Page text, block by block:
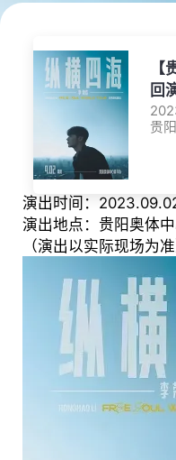
回
贵
演出时间：
演出地点：贵阳奥体
（演出以实际现场为准